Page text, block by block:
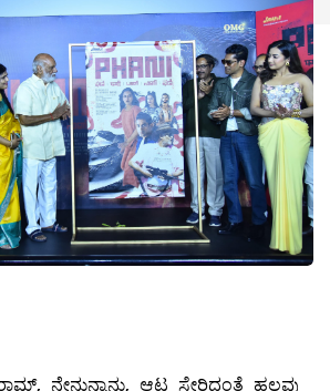
ನೇನುನ್ನಾನು, ಆಟ ಸೇರಿದಂತೆ ಹಲವು